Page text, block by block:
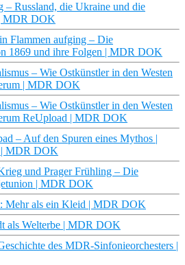
– Russland, die Ukraine und die
MDR DOK
Flammen aufging – Die
1869 und ihre Folgen | MDR DOK
– Wie Ostkünstler in den Westen
| MDR DOK
– Wie Ostkünstler in den Westen
ReUpload | MDR DOK
– Auf den Spuren eines Mythos |
| MDR DOK
und Prager Frühling – Die
| MDR DOK
Mehr als ein Kleid | MDR DOK
als Welterbe | MDR DOK
des MDR-Sinfonieorchesters |